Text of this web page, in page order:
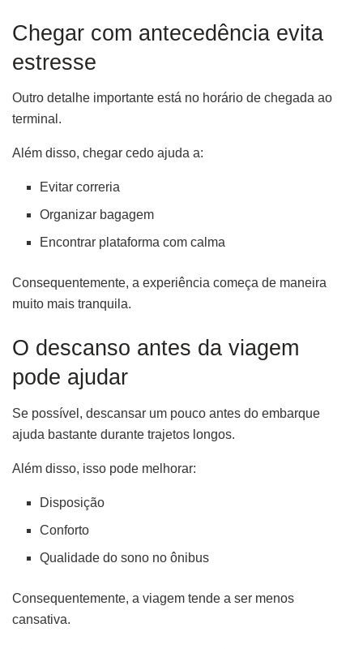
Chegar com antecedência evita
estresse
Outro detalhe importante está no horário de chegada ao
terminal.
Além disso, chegar cedo ajuda a:
Evitar correria
Organizar bagagem
Encontrar plataforma com calma
Consequentemente, a experiência começa de maneira
muito mais tranquila.
O descanso antes da viagem
pode ajudar
Se possível, descansar um pouco antes do embarque
ajuda bastante durante trajetos longos.
Além disso, isso pode melhorar:
Disposição
Conforto
Qualidade do sono no ônibus
Consequentemente, a viagem tende a ser menos
cansativa.